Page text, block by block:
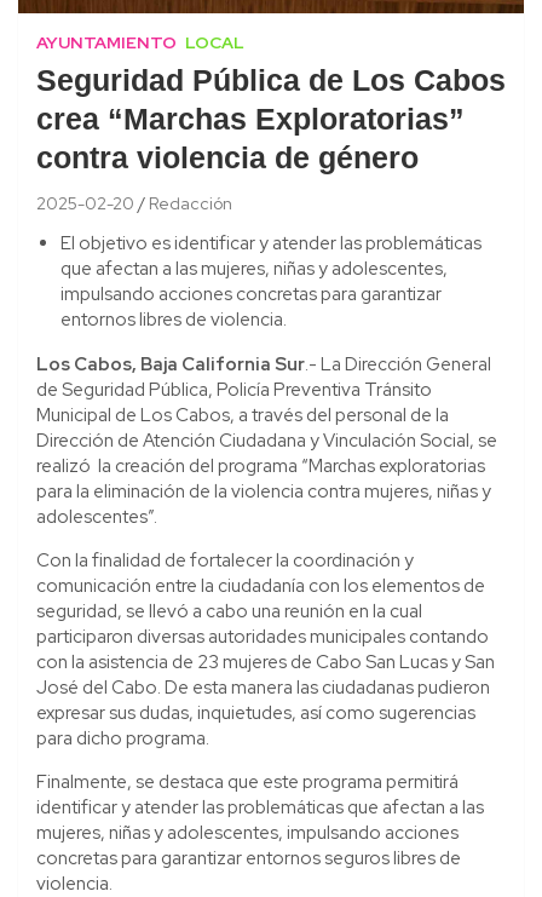
AYUNTAMIENTO LOCAL
Seguridad Pública de Los Cabos
crea “Marchas Exploratorias”
contra violencia de género
2025-02-20 Redacción
El objetivo es identificar y atender las problemáticas
que afectan a las mujeres, niñas y adolescentes,
impulsando acciones concretas para garantizar
entornos libres de violencia.
Los Cabos, Baja California Sur.- La Dirección General
de Seguridad Pública, Policía Preventiva Tránsito
Municipal de Los Cabos, a través del personal de la
Dirección de Atención Ciudadana y Vinculación Social, se
realizó la creación del programa “Marchas exploratorias
para la eliminación de la violencia contra mujeres, niñas y
adolescentes”.
Con la finalidad de fortalecer la coordinación y
comunicación entre la ciudadanía con los elementos de
seguridad, se llevó a cabo una reunión en la cual
participaron diversas autoridades municipales contando
con la asistencia de 23 mujeres de Cabo San Lucas y San
José del Cabo. De esta manera las ciudadanas pudieron
expresar sus dudas, inquietudes, así como sugerencias
para dicho programa.
Finalmente, se destaca que este programa permitirá
identificar y atender las problemáticas que afectan a las
mujeres, niñas y adolescentes, impulsando acciones
concretas para garantizar entornos seguros libres de
violencia.